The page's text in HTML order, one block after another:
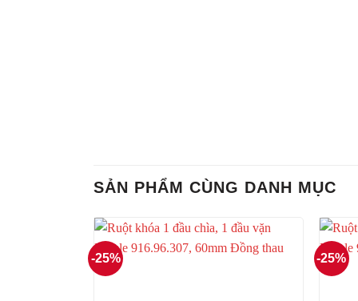
SẢN PHẨM CÙNG DANH MỤC
-25% -25%